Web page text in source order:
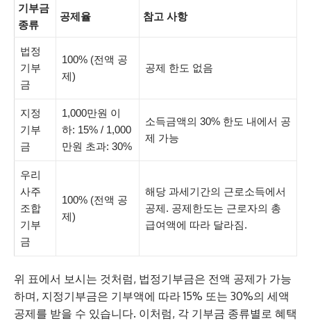
기부금
종류
공제율 참고 사항
법정
기부
금
100% (전액 공
제)
공제 한도 없음
지정
기부
금
1,000만원 이
하: 15% / 1,000
만원 초과: 30%
소득금액의 30% 한도 내에서 공
제 가능
우리
사주
조합
기부
금
100% (전액 공
제)
해당 과세기간의 근로소득에서
공제. 공제한도는 근로자의 총
급여액에 따라 달라짐.
위 표에서 보시는 것처럼, 법정기부금은 전액 공제가 가능
하며, 지정기부금은 기부액에 따라 15% 또는 30%의 세액
공제를 받을 수 있습니다. 이처럼, 각 기부금 종류별로 혜택